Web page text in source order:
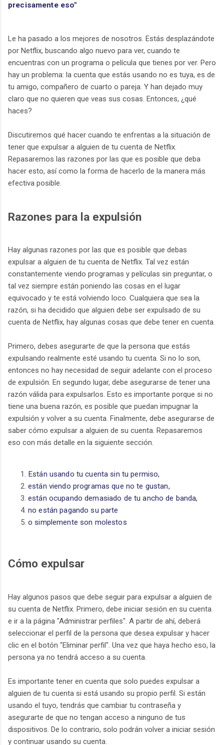
precisamente eso"
Le ha pasado a los mejores de nosotros. Estás desplazándote
por Netflix, buscando algo nuevo para ver, cuando te
encuentras con un programa o película que tienes por ver. Pero
hay un problema: la cuenta que estás usando no es tuya, es de
tu amigo, compañero de cuarto o pareja. Y han dejado muy
claro que no quieren que veas sus cosas. Entonces, ¿qué
haces?
Discutiremos qué hacer cuando te enfrentas a la situación de
tener que expulsar a alguien de tu cuenta de Netflix.
Repasaremos las razones por las que es posible que deba
hacer esto, así como la forma de hacerlo de la manera más
efectiva posible.
Razones para la expulsión
Hay algunas razones por las que es posible que debas
expulsar a alguien de tu cuenta de Netflix. Tal vez están
constantemente viendo programas y películas sin preguntar, o
tal vez siempre están poniendo las cosas en el lugar
equivocado y te está volviendo loco. Cualquiera que sea la
razón, si ha decidido que alguien debe ser expulsado de su
cuenta de Netflix, hay algunas cosas que debe tener en cuenta.
Primero, debes asegurarte de que la persona que estás
expulsando realmente esté usando tu cuenta. Si no lo son,
entonces no hay necesidad de seguir adelante con el proceso
de expulsión. En segundo lugar, debe asegurarse de tener una
razón válida para expulsarlos. Esto es importante porque si no
tiene una buena razón, es posible que puedan impugnar la
expulsión y volver a su cuenta. Finalmente, debe asegurarse de
saber cómo expulsar a alguien de su cuenta. Repasaremos
eso con más detalle en la siguiente sección.
Están usando tu cuenta sin tu permiso,
están viendo programas que no te gustan,
están ocupando demasiado de tu ancho de banda,
no están pagando su parte
o simplemente son molestos
Cómo expulsar
Hay algunos pasos que debe seguir para expulsar a alguien de
su cuenta de Netflix. Primero, debe iniciar sesión en su cuenta
e ir a la página "Administrar perfiles". A partir de ahí, deberá
seleccionar el perfil de la persona que desea expulsar y hacer
clic en el botón "Eliminar perfil". Una vez que haya hecho eso, la
persona ya no tendrá acceso a su cuenta.
Es importante tener en cuenta que solo puedes expulsar a
alguien de tu cuenta si está usando su propio perfil. Si están
usando el tuyo, tendrás que cambiar tu contraseña y
asegurarte de que no tengan acceso a ninguno de tus
dispositivos. De lo contrario, solo podrán volver a iniciar sesión
y continuar usando su cuenta.